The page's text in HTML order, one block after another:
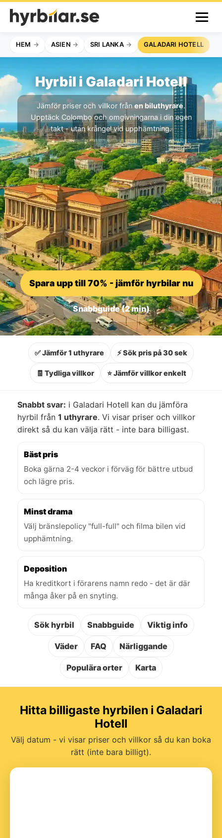
HEM ASIEN SRI LANKA GALADARI HOTELL
Hyrbil i Galadari Hotell
Jämför priser och villkor frånen biluthyrare.
Upptäck Colombo och omgivningarna i din egen
takt - utan krångel vid upphämtning.
Spara upp till 70% - jämför hyrbilar nu
Snabbguide (2 min)
✅ Jämför 1 uthyrare ⚡ Sök pris på 30 sek
🧾 Tydliga villkor ⭐ Jämför villkor enkelt
Snabbt svar: i Galadari Hotell kan du jämföra
hyrbil från 1 uthyrare. Vi visar priser och villkor
direkt så du kan välja rätt - inte bara billigast.
Bäst pris
Boka gärna 2-4 veckor i förväg för bättre utbud
och lägre pris.
Minst drama
Välj bränslepolicy "full-full" och filma bilen vid
upphämtning.
Deposition
Ha kreditkort i förarens namn redo - det är där
många åker på en snyting.
Sök hyrbil Snabbguide Viktig info
Väder FAQ Närliggande
Populära orter Karta
Hitta billigaste hyrbilen i Galadari
Hotell
Välj datum - vi visar priser och villkor så du kan boka
rätt (inte bara billigt).